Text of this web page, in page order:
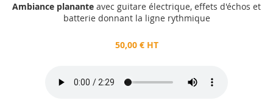
Ambiance planante avec guitare électrique, effets d'échos et
batterie donnant la ligne rythmique
50,00 € HT